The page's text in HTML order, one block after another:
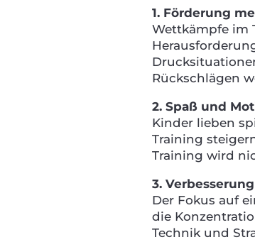
1. Förderung
Wettkämpfe im
Rückschlägen
2. Spaß und
Kinder lieben
Training
Training wird
3.
Der Fokus auf
die
Technik und